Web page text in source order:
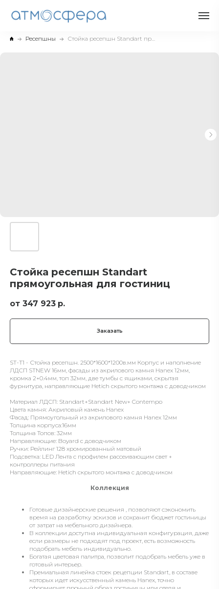
Ресепшны Стойка ресепшн Standart прямоугольная для гостиниц
Стойка ресепшн Standart
прямоугольная для гостиниц
347 923 р.
Заказать
ST-T1 - Стойка ресепшн. 2500*1600*1200в.мм Корпус и наполнение
ЛДСП STNEW 16мм, фасады из акрилового камня Hanex 12мм,
кромка 2+0.4мм, топ 32мм, две тумбы с ящиками, скрытая
фурнитура, направляющие Hetich скрытого монтажа с доводчиком
Материал ЛДСП: Standart+Standart New+ Contempo
Цвета камня: Акриловый камень Hanex
Фасад: Прямоугольный из акрилового камня Hanex 12мм
Толщина корпуса:16мм
Толщина Топов: 32мм
Направляющие: Boyard с доводчиком
Ручки: Рейлинг 128 хромированный матовый
Подсветка: LED Лента с профилем рассеивающим свет +
контроллеры питания
Направляющие: Hetich скрытого монтажа с доводчиком
Коллекция
Готовые дизайнерские решения , позволяют сэкономить
время на разработку эскизов и сохранит бюджет гостиницы
от затрат на мебельного дизайнера.
В коллекции доступна индивидуальная конфигурация, даже
если размеры не подходят под проект, есть возможность
подобрать мебель индивидуально.
Богатая цветовая палитра, позволит подобрать мебель уже в
готовый интерьер.
Премиальная линейка стоек рецепции Standart, в составе
которых идет искусственный камень Hanex, точно